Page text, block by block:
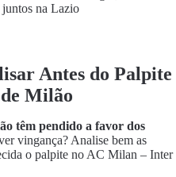
na Lazio
Antes do Palpite
Milão
têm pendido a favor dos
vingança? Analise bem as
o palpite no AC Milan – Inter